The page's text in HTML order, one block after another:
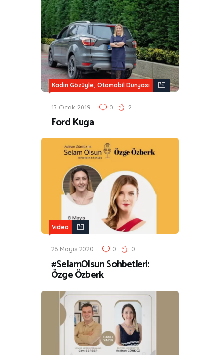
Kadın Gözüyle, Otomobil Dünyası
13 Ocak 2019 0 2
Ford Kuga
Video
26 Mayıs 2020 0 0
#SelamOlsun Sohbetleri:
Özge Özberk